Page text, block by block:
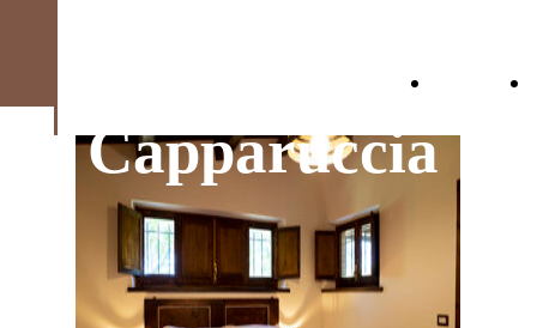
Benvenuti
Capparuccia